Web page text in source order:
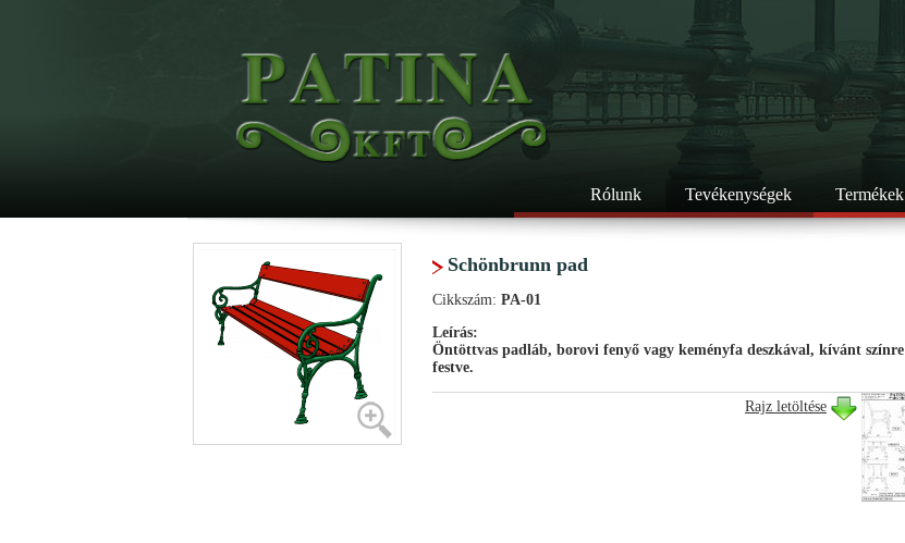
Rólunk Tevékenységek Termékek
Schönbrunn pad
Cikkszám: PA-01
Leírás:
Öntöttvas padláb, borovi fenyő vagy keményfa deszkával, kívánt színre
festve.
Rajz letöltése